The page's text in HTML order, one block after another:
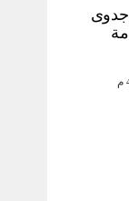
جدوى